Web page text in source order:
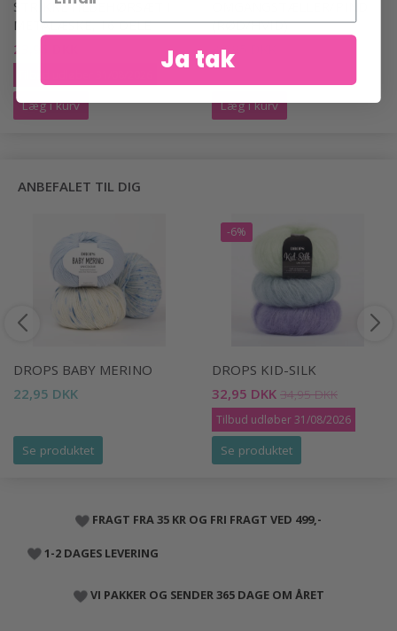
STRIKKETILBEHØRSÆT I
METALÆSKE, 16 DELE
23,95 DKK
Læg i kurv
(RØD/HVID)
38,95 DKK
Læg i kurv
ANBEFALET TIL DIG
DROPS BABY MERINO
22,95 DKK
Se produktet
-6%
DROPS KID-SILK
32,95 DKK 34,95 DKK
Tilbud udløber 31/08/2026
Se produktet
FRAGT FRA 35 KR OG FRI FRAGT VED 499,-
1-2 DAGES LEVERING
VI PAKKER OG SENDER 365 DAGE OM ÅRET
Ja tak